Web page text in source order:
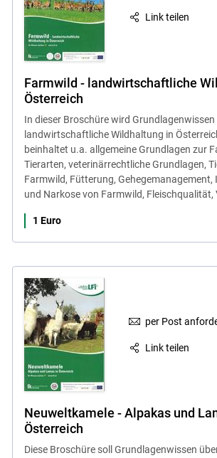
Link teilen
Farmwild - landwirtschaftliche
Österreich
In dieser Broschüre wird Grundlagenwissen
landwirtschaftliche Wildhaltung in
beinhaltet u.a. allgemeine Grundlagen zur
Tierarten, veterinärrechtliche Grundlagen,
Farmwild, Fütterung, Gehegemanagement,
und Narkose von Farmwild,
1 Euro
per Post
Link teilen
Neuweltkamele - Alpakas und
Österreich
Diese Broschüre soll Grundlagenwissen